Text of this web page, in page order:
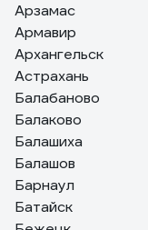
Арзамас
Армавир
Архангельск
Астрахань
Балабаново
Балаково
Балашиха
Балашов
Барнаул
Батайск